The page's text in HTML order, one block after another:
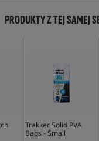
PRODUKTY Z TEJ SAMEJ
Trakker Solid PVA
Bags - Small